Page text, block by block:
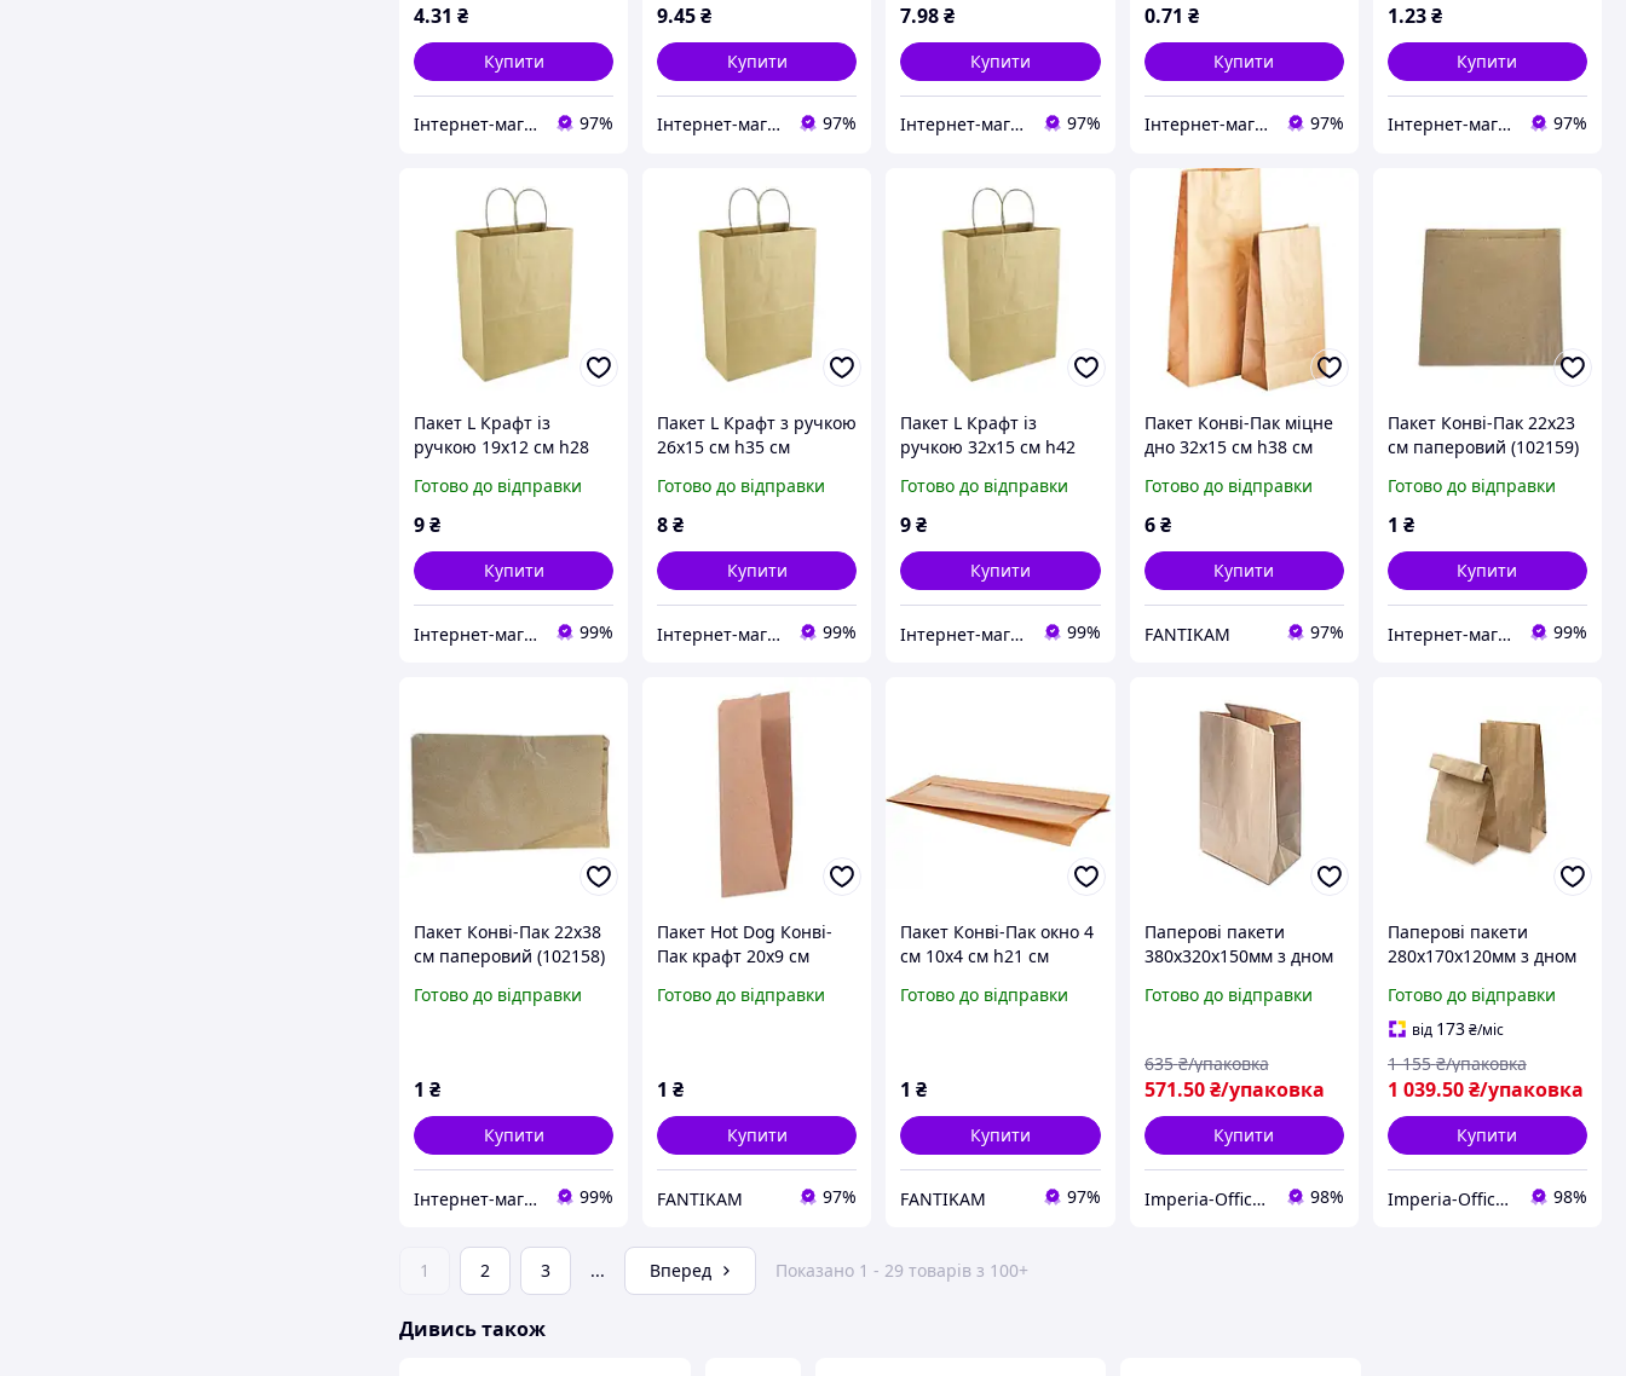
4.31 ₴
Купити
Інтернет-магазин"FANTIKI" 97%
9.45₴
Купити
Інтернет-магазин"FANTIKI" 97%
7.98₴
Купити
Інтернет-магазин"FANTIKI" 97%
0.71 ₴
Купити
Інтернет-магазин"FANTIKI" 97%
1.23₴
Купити
Інтернет-магазин"FANTIKI" 97%
Пакет L Крафт із
ручкою 19х12 см h28
(197602/25) зі швидкою
доставкою по Україні
Готово до відправки
9₴
Купити
Інтернет-магазин "TUDOM" 99%
Пакет L Крафт з ручкою
26х15 см h35 см
зі швидкою доставкою
по Україні
Готово до відправки
8₴
Купити
Інтернет-магазин "TUDOM" 99%
Пакет L Крафт із
ручкою 32х15 см h42
(197605/25) зі швидкою
доставкою по Україні
Готово до відправки
9₴
Купити
Інтернет-магазин "TUDOM" 99%
Пакет Конвi-Пак міцне
дно 32х15 см h38 см
(102164/100/0025)
Готово до відправки
6 ₴
Купити
FANTIKAM 97%
Пакет Конвi-Пак 22х23
см паперовий (102159)
по Україні
Готово до відправки
1 ₴
Купити
Інтернет-магазин "TUDOM" 99%
Пакет Конвi-Пак 22х38
см паперовий (102158)
по Україні
Готово до відправки
1 ₴
Купити
Інтернет-магазин "TUDOM" 99%
Пакет Hot Dog Конві-
Пак крафт 20х9 см
Готово до відправки
1 ₴
Купити
FANTIKAM 97%
Пакет Конві-Пак окно 4
см 10х4 см h21 см
(102200/00489)
Готово до відправки
1 ₴
Купити
FANTIKAM 97%
Паперові пакети
380х320х150мм з дном
Готово до відправки
571.50 ₴/упаковка
635 ₴/упаковка
Купити
Imperia-Office.com 98%
Паперові пакети
280х170х120мм з дном
Готово до відправки
від 173₴/міс
1 039.50₴/упаковка
1 155 ₴/упаковка
Купити
Imperia-Office.com 98%
1 2 3 ... Вперед Показано 1 - 29 товарів з 100+
Дивись також